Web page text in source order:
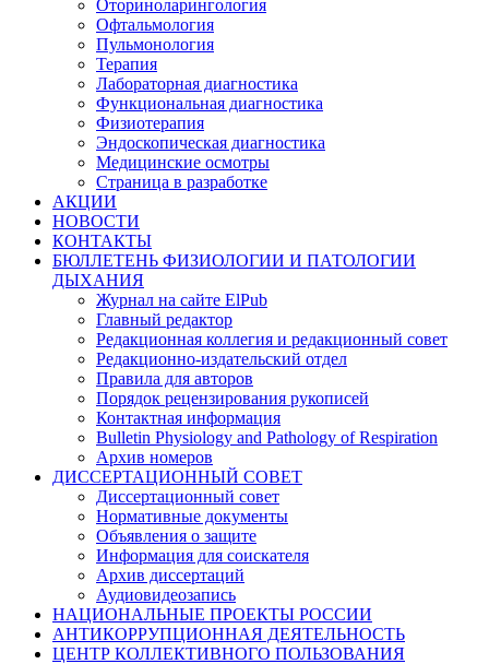
Оториноларингология
Офтальмология
Пульмонология
Терапия
Лабораторная диагностика
Функциональная диагностика
Физиотерапия
Эндоскопическая диагностика
Медицинские осмотры
Страница в разработке
АКЦИИ
НОВОСТИ
КОНТАКТЫ
БЮЛЛЕТЕНЬ ФИЗИОЛОГИИ И ПАТОЛОГИИ
ДЫХАНИЯ
Журнал на сайте ElPub
Главный редактор
Редакционная коллегия и редакционный совет
Редакционно-издательский отдел
Правила для авторов
Порядок рецензирования рукописей
Контактная информация
Bulletin Physiology and Pathology of Respiration
Архив номеров
ДИССЕРТАЦИОННЫЙ СОВЕТ
Диссертационный совет
Нормативные документы
Объявления о защите
Информация для соискателя
Архив диссертаций
Аудиовидеозапись
НАЦИОНАЛЬНЫЕ ПРОЕКТЫ РОССИИ
АНТИКОРРУПЦИОННАЯ ДЕЯТЕЛЬНОСТЬ
ЦЕНТР КОЛЛЕКТИВНОГО ПОЛЬЗОВАНИЯ